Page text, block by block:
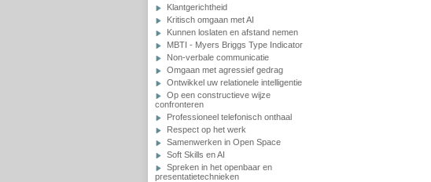
Klantgerichtheid
Kritisch omgaan met AI
Kunnen loslaten en afstand nemen
MBTI - Myers Briggs Type Indicator
Non-verbale communicatie
Omgaan met agressief gedrag
Ontwikkel uw relationele intelligentie
Op een constructieve wijze
confronteren
Professioneel telefonisch onthaal
Respect op het werk
Samenwerken in Open Space
Soft Skills en AI
Spreken in het openbaar en
presentatietechnieken